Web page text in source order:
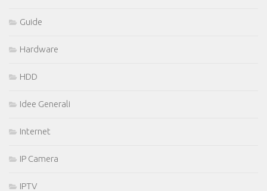
Guide
Hardware
HDD
Idee Generali
Internet
IP Camera
IPTV